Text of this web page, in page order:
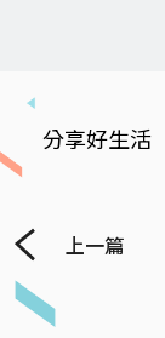
分享好生活
上一篇